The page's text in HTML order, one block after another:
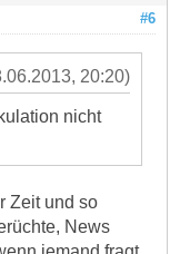
#6
20:20)
nicht
Zeit und so
News